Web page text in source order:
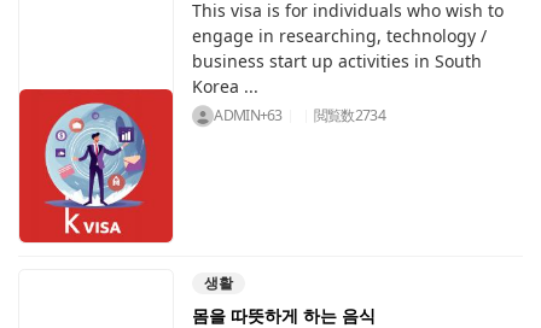
This visa is for individuals who wish to
engage in researching, technology /
business start up activities in South
Korea ...
ADMIN+63 閲覧数2734
생활
몸을 따뜻하게 하는 음식